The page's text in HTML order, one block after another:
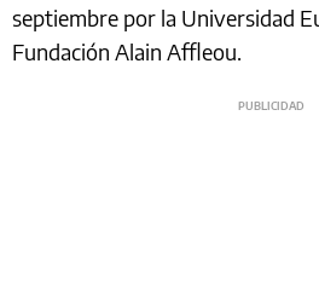
septiembre por la Universidad
Fundación Alain Affleou.